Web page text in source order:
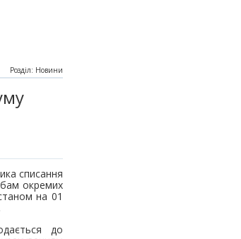
Розділ: Новини
списання
окремих
на 01
до